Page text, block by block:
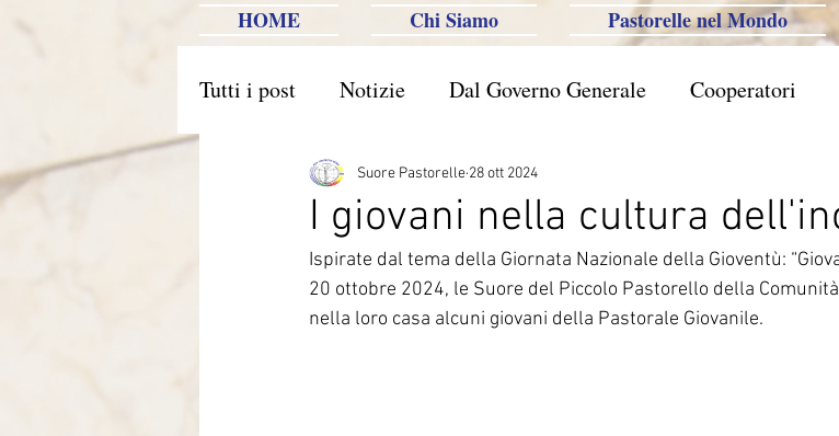
HOME Chi Siamo Pastorelle nel Mondo
Tutti i post Notizie Dal Governo Generale Cooperatori
Brasile Caxias do Sul Brasile San Paolo
Italia-Albania-Mozambico Corea del Sud Famiglia
I giovani nella cultura
Suore Pastorelle 28 ott 2024
Ispirate dal tema della Giornata Nazionale della Gioventù:
20 ottobre 2024, le Suore del Piccolo Pastorello della
nella loro casa alcuni giovani della Pastorale Giovanile.